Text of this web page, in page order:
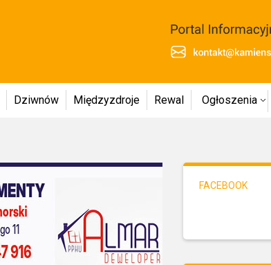
Dziwnów Międzyzdroje Rewal Ogłoszenia
FACEBOOK